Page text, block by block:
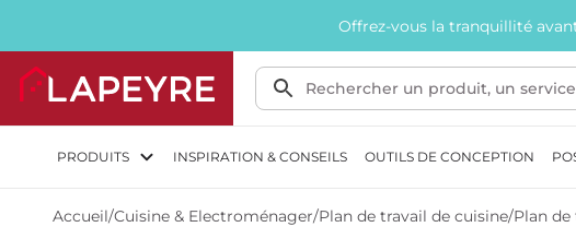
Offrez-vous la tranquillité
PRODUITS INSPIRATION & CONSEILS OUTILS DE CONCEPTION
Accueil/Cuisine & Electroménager/Plan de travail de cuisine/Plan